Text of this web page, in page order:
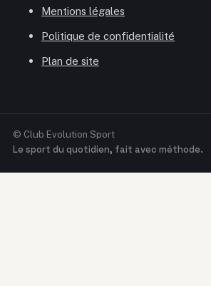
Mentions légales
Politique de confidentialité
Plan de site
© Club Evolution Sport
Le sport du quotidien, fait avec méthode.